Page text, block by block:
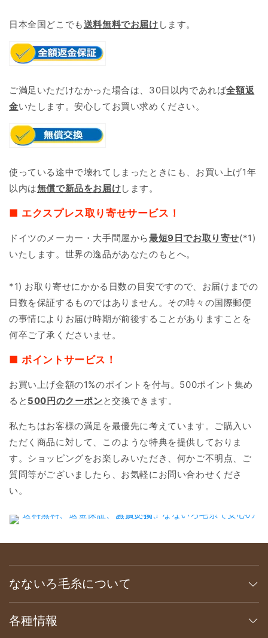
日本全国どこでも送料無料でお届け します。
ご満足いただけなかった場合は、30日以内であれば全額返
金いたします。安心してお買い求めください。
使っている途中で壊れてしまったときにも、お買い上げ1年
以内は無償で新品をお届けします。
■ エクスプレス取り寄せサービス！
ドイツのメーカー・大手問屋から最短9日でお取り寄せ(*1)
いたします。世界の逸品があなたのもとへ。
*1) お取り寄せにかかる日数の目安ですので、お届けまでの
日数を保証するものではありません。その時々の国際郵便
の事情によりお届け時期が前後することがありますことを
何卒ご了承くださいませ。
■ ポイントサービス！
お買い上げ金額の1%のポイントを付与。500ポイント集め
ると 500円のクーポンと交換できます。
私たちはお客様の満足を最優先に考えています。ご購入い
ただく商品に対して、このような特典を提供しておりま
す。ショッピングをお楽しみいただき、何かご不明点、ご
質問等がございましたら、お気軽にお問い合わせくださ
い。
なないろ毛糸について
各種情報